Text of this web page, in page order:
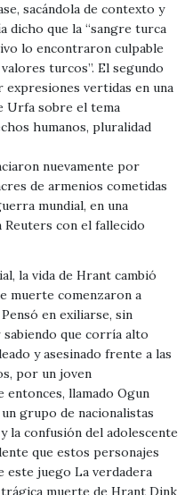
sacándola de contexto y
dicho que la “sangre turca
lo encontraron culpable
turcos”. El segundo
vertidas en una
Urfa sobre el tema
humanos, pluralidad
nuevamente por
de armenios cometidas
mundial, en una
con el fallecido
la vida de Hrant cambió
muerte comenzaron a
en exiliarse, sin
que corría alto
y asesinado frente a las
por un joven
entonces, llamado Ogun
grupo de nacionalistas
la confusión del adolescente
que estos personajes
este juego La verdadera